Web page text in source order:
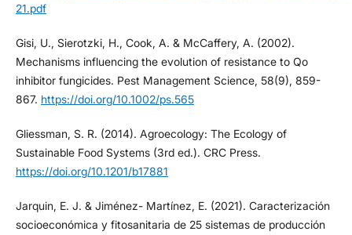
21.pdf
Gisi, U., Sierotzki, H., Cook, A. & McCaffery, A. (2002).
Mechanisms influencing the evolution of resistance to Qo
inhibitor fungicides. Pest Management Science, 58(9), 859-
867. https://doi.org/10.1002/ps.565
Gliessman, S. R. (2014). Agroecology: The Ecology of
Sustainable Food Systems (3rd ed.). CRC Press.
https://doi.org/10.1201/b17881
Jarquin, E. J. & Jiménez- Martínez, E. (2021). Caracterización
socioeconómica y fitosanitaria de 25 sistemas de producción